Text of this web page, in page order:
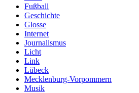
Fußball
Geschichte
Glosse
Internet
Journalismus
Licht
Link
Lübeck
Mecklenburg-Vorpommern
Musik